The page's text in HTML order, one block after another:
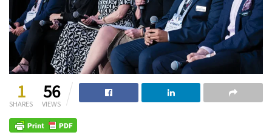
1
SHARES
56
VIEWS